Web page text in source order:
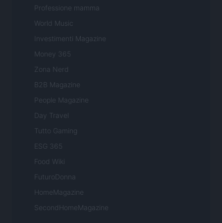
Professione mamma
World Music
Investimenti Magazine
Money 365
Zona Nerd
B2B Magazine
People Magazine
Day Travel
Tutto Gaming
ESG 365
Food Wiki
FuturoDonna
HomeMagazine
SecondHomeMagazine